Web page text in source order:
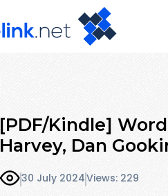
[PDF/Kindle]
Harvey, Dan
30 July 2024Views: 229